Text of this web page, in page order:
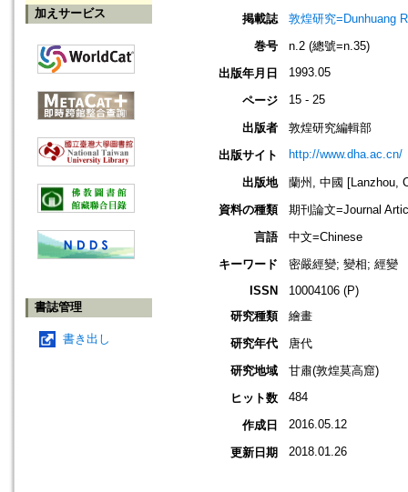
加えサービス
書誌管理
書き出し
掲載誌
敦煌研究=Dunhuang
巻号
n.2 (總號=n.35)
出版年月日
1993.05
ページ 15 - 25
出版者
敦煌研究編輯部
出版サイト
http://www.dha.ac.cn/
出版地
蘭州, 中國 [Lanzhou,
資料の種類
期刊論文=Journal
言語
中文=Chinese
キーワード
密嚴經變; 變相; 經變
ISSN
10004106 (P)
研究種類
繪畫
研究年代
唐代
研究地域
甘肅(敦煌莫高窟)
ヒット数
484
作成日 2016.05.12
更新日期 2018.01.26